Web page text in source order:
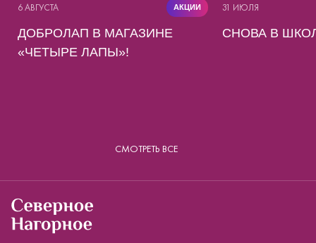
6 АВГУСТА АКЦИИ
ДОБРОЛАП В МАГАЗИНЕ
«ЧЕТЫРЕ ЛАПЫ»!
31 ИЮЛЯ
СНОВА В
СМОТРЕТЬ ВСЕ